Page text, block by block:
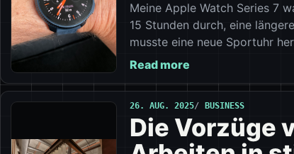
Meine Apple Watch Series 7
15 Stunden durch, eine
musste eine neue Sportuhr
Read more
26. AUG. 2025 BUSINESS
Die Vorzüge